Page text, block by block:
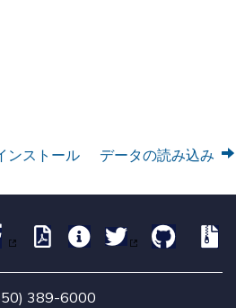
ンストール データの読み込み
389-6000